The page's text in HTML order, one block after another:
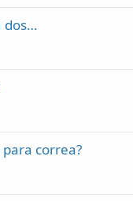
dos…
correa?